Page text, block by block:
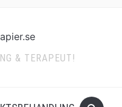
& TERAPEUT!